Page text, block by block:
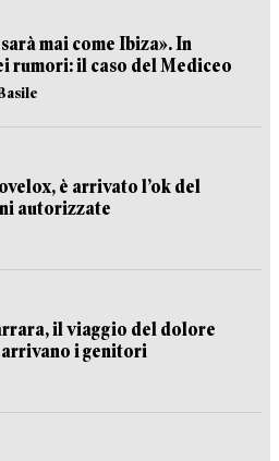
mai come Ibiza». In
rumori: il caso del Mediceo
è arrivato l’ok del
autorizzate
il viaggio del dolore
i genitori